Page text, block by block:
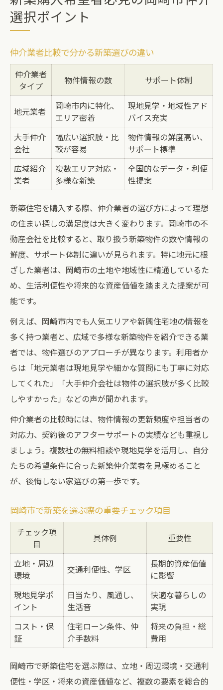
選択ポイント
仲介業者比較で分かる新築選びの違い
仲介業者
タイプ
物件情報の数 サポート体制
地元業者
岡崎市内に特化、
エリア密着
現地見学・地域性アド
バイス充実
大手仲介
会社
幅広い選択肢・比
較が容易
物件情報の鮮度高い、
サポート標準
広域紹介
業者
複数エリア対応・
多様な新築
全国的なデータ・利便
性提案
新築住宅を購入する際、仲介業者の選び方によって理想
の住まい探しの満足度は大きく変わります。岡崎市の不
動産会社を比較すると、取り扱う新築物件の数や情報の
鮮度、サポート体制に違いが見られます。特に地元に根
ざした業者は、岡崎市の土地や地域性に精通しているた
め、生活利便性や将来的な資産価値を踏まえた提案が可
能です。
例えば、岡崎市内でも人気エリアや新興住宅地の情報を
多く持つ業者と、広域で多様な新築物件を紹介できる業
者では、物件選びのアプローチが異なります。利用者か
らは「地元業者は現地見学や細かな質問にも丁寧に対応
してくれた」「大手仲介会社は物件の選択肢が多く比較
しやすかった」などの声が聞かれます。
仲介業者の比較時には、物件情報の更新頻度や担当者の
対応力、契約後のアフターサポートの実績なども重視し
ましょう。複数社の無料相談や現地見学を活用し、自分
たちの希望条件に合った新築仲介業者を見極めること
が、後悔しない家選びの第一歩です。
岡崎市で新築を選ぶ際の重要チェック項目
チェック項
目
具体例 重要性
立地・周辺
環境
交通利便性、学区
長期的資産価値
に影響
現地見学ポ
イント
日当たり、風通し、
生活音
快適な暮らしの
実現
コスト・保
証
住宅ローン条件、仲
介手数料
将来の負担・総
費用
岡崎市で新築住宅を選ぶ際は、立地・周辺環境・交通利
便性・学区・将来の資産価値など、複数の要素を総合的